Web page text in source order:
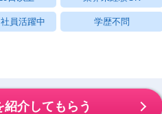
員活躍中 学歴不問
紹介してもらう